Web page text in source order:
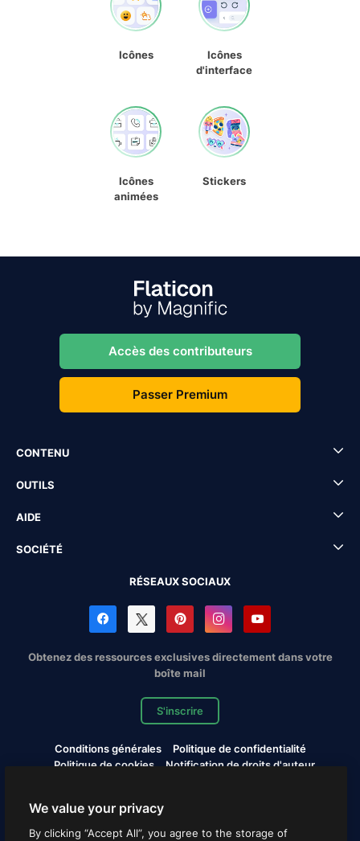
Icônes
Icônes
d'interface
Icônes
animées
Stickers
Accès des contributeurs
Passer Premium
CONTENU
OUTILS
AIDE
SOCIÉTÉ
RÉSEAUX SOCIAUX
Obtenez des ressources exclusives directement dans votre
boîte mail
S'inscrire
Conditions générales
Politique de confidentialité
Politique de cookies
Notification de droits d'auteur
Copyright © 2010-2026 Freepik Company S.L.U. Tous droits
We value your privacy
By clicking “Accept All”, you agree to the storage of